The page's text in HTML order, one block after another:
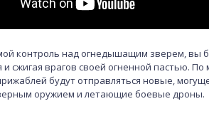
контроль над огнедышащим зверем, вы
и сжигая врагов своей огненной пастью.
будут отправляться новые,
оружием и летающие боевые дроны.